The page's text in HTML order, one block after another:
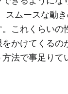
スムースな動
これくらいの
かけてくるの
法で事足りて